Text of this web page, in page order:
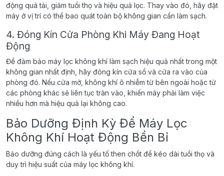
động quá tải, giảm tuổi thọ và hiệu quả lọc. Thay vào đó, hãy đặt
máy ở vị trí có thể bao quát toàn bộ không gian cần làm sạch.
4. Đóng Kín Cửa Phòng Khi Máy Đang Hoạt
Động
Để đảm bảo máy lọc không khí làm sạch hiệu quả nhất trong một
không gian nhất định, hãy đóng kín cửa sổ và cửa ra vào của
phòng đó. Nếu cửa mở, không khí ô nhiễm từ bên ngoài hoặc từ
các phòng khác sẽ liên tục tràn vào, khiến máy phải làm việc
nhiều hơn mà hiệu quả lại không cao.
Bảo Dưỡng Định Kỳ Để Máy Lọc
Không Khí Hoạt Động Bền Bỉ
Bảo dưỡng đúng cách là yếu tố then chốt để kéo dài tuổi thọ và
duy trì hiệu suất của máy lọc không khí.